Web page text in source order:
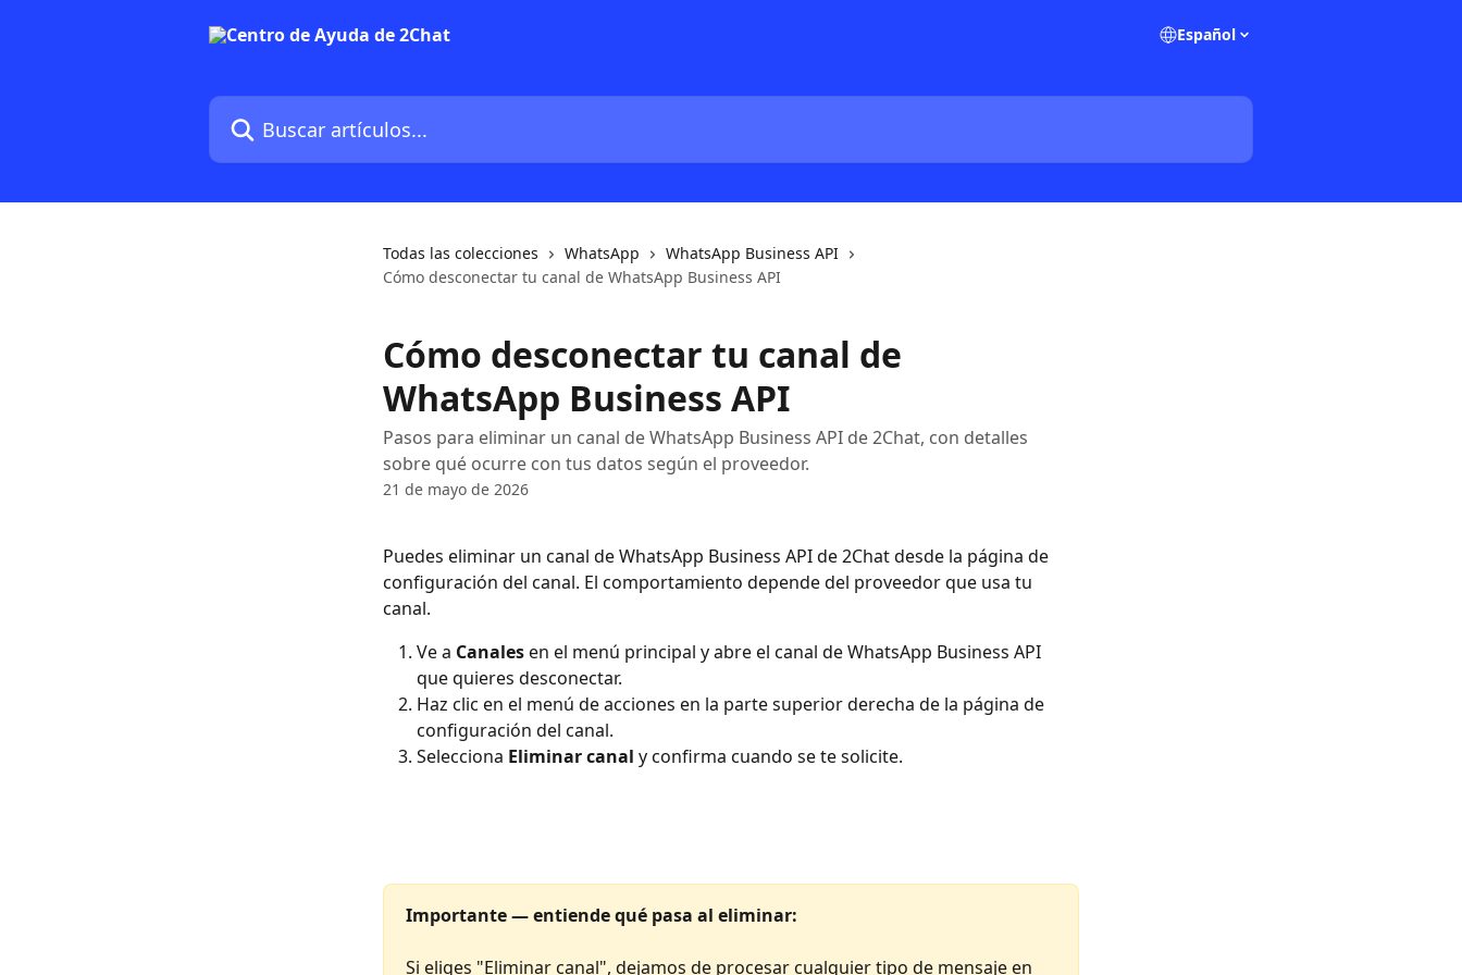
Español
Buscar artículos...
Todas las colecciones WhatsApp
WhatsApp Business API
Cómo desconectar tu canal de WhatsApp Business API
Cómo desconectar tu canal de
WhatsApp Business API
Pasos para eliminar un canal de WhatsApp Business API de 2Chat, con detalles
sobre qué ocurre con tus datos según el proveedor.
21 de mayo de 2026
Puedes eliminar un canal de WhatsApp Business API de 2Chat desde la página de
configuración del canal. El comportamiento depende del proveedor que usa tu
canal.
Ve a Canales en el menú principal y abre el canal de WhatsApp Business API
que quieres desconectar.
Haz clic en el menú de acciones en la parte superior derecha de la página de
configuración del canal.
Selecciona Eliminar canal y confirma cuando se te solicite.
Importante — entiende qué pasa al eliminar:
Si eliges "Eliminar canal", dejamos de procesar cualquier tipo de mensaje en